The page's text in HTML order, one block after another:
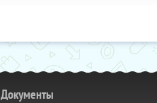
Документы